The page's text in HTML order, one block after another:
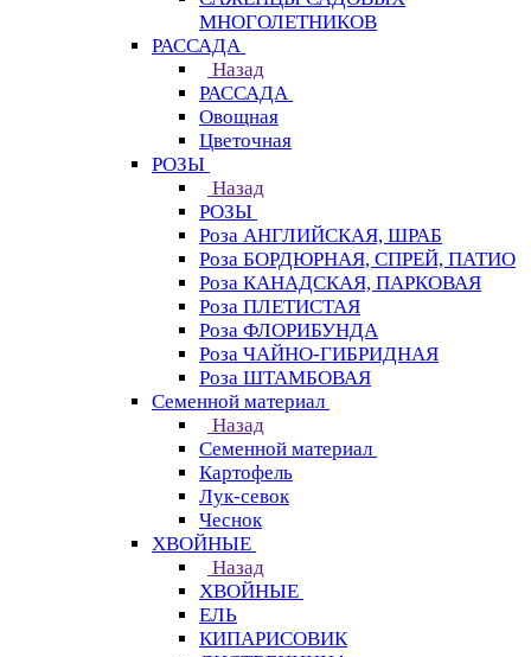
МНОГОЛЕТНИКОВ
РАССАДА
Назад
РАССАДА
Овощная
Цветочная
РОЗЫ
Назад
РОЗЫ
Роза АНГЛИЙСКАЯ, ШРАБ
Роза БОРДЮРНАЯ, СПРЕЙ, ПАТИО
Роза КАНАДСКАЯ, ПАРКОВАЯ
Роза ПЛЕТИСТАЯ
Роза ФЛОРИБУНДА
Роза ЧАЙНО-ГИБРИДНАЯ
Роза ШТАМБОВАЯ
Семенной материал
Назад
Семенной материал
Картофель
Лук-севок
Чеснок
ХВОЙНЫЕ
Назад
ХВОЙНЫЕ
ЕЛЬ
КИПАРИСОВИК